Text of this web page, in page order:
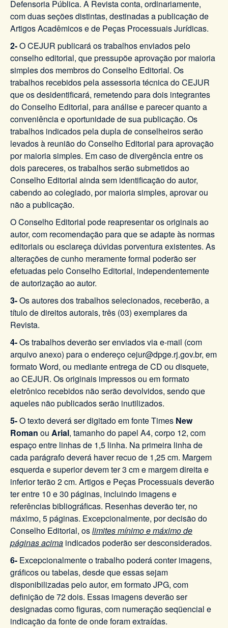
Defensoria Pública. A Revista conta, ordinariamente,
com duas seções distintas, destinadas a publicação de
Artigos Acadêmicos e de Peças Processuais Jurídicas.
2-O CEJUR publicará os trabalhos enviados pelo
conselho editorial, que pressupõe aprovação por maioria
simples dos membros do Conselho Editorial. Os
trabalhos recebidos pela assessoria técnica do CEJUR
que os desidentificará, remetendo para dois integrantes
do Conselho Editorial, para análise e parecer quanto a
conveniência e oportunidade de sua publicação. Os
trabalhos indicados pela dupla de conselheiros serão
levados à reunião do Conselho Editorial para aprovação
por maioria simples. Em caso de divergência entre os
dois pareceres, os trabalhos serão submetidos ao
Conselho Editorial ainda sem identificação do autor,
cabendo ao colegiado, por maioria simples, aprovar ou
não a publicação.
O Conselho Editorial pode reapresentar os originais ao
autor, com recomendação para que se adapte às normas
editoriais ou esclareça dúvidas porventura existentes. As
alterações de cunho meramente formal poderão ser
efetuadas pelo Conselho Editorial, independentemente
de autorização ao autor.
3-Os autores dos trabalhos selecionados, receberão, a
título de direitos autorais, três (03) exemplares da
Revista.
4-Os trabalhos deverão ser enviados via e-mail (com
arquivo anexo) para o endereço cejur@dpge.rj.gov.br, em
formato Word, ou mediante entrega de CD ou disquete,
ao CEJUR. Os originais impressos ou em formato
eletrônico recebidos não serão devolvidos, sendo que
aqueles não publicados serão inutilizados.
5-O texto deverá ser digitado em fonte Times New
Roman ou Arial, tamanho do papel A4, corpo 12, com
espaço entre linhas de 1,5 linha. Na primeira linha de
cada parágrafo deverá haver recuo de 1,25 cm. Margem
esquerda e superior devem ter 3 cm e margem direita e
inferior terão 2 cm. Artigos e Peças Processuais deverão
ter entre 10 e 30 páginas, incluindo imagens e
referências bibliográficas. Resenhas deverão ter, no
máximo, 5 páginas. Excepcionalmente, por decisão do
Conselho Editorial, oslimites mínimo e máximo de
páginas acima indicados poderão ser desconsiderados.
6- Excepcionalmente o trabalho poderá conter imagens,
gráficos ou tabelas, desde que essas sejam
disponibilizadas pelo autor, em formato JPG, com
definição de 72 dois. Essas imagens deverão ser
designadas como figuras, com numeração seqüencial e
indicação da fonte de onde foram extraídas.